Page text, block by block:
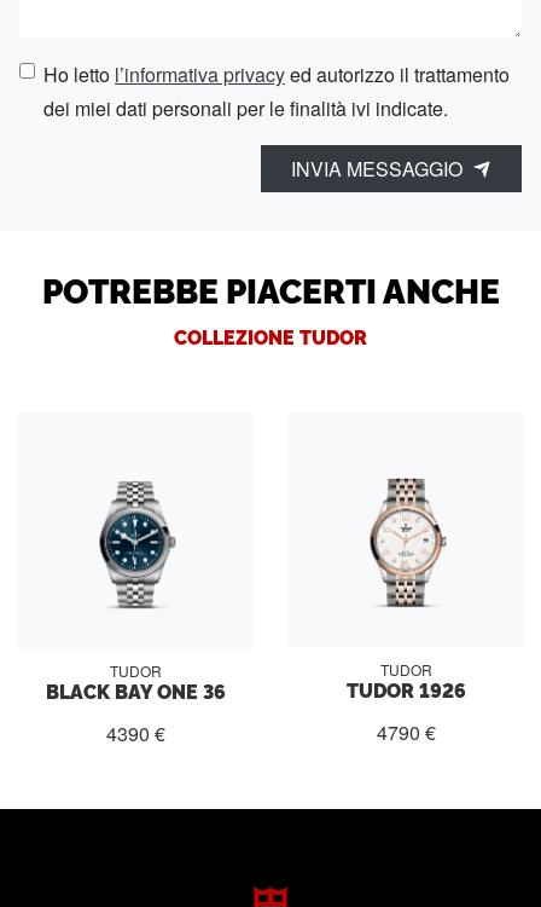
Ho letto l’informativa privacyed autorizzo il trattamento
dei miei dati personali per le finalità ivi indicate.
INVIA MESSAGGIO
POTREBBE PIACERTI ANCHE
COLLEZIONE TUDOR
TUDOR
BLACK BAY ONE 36
4390 €
TUDOR
TUDOR 1926
4790 €